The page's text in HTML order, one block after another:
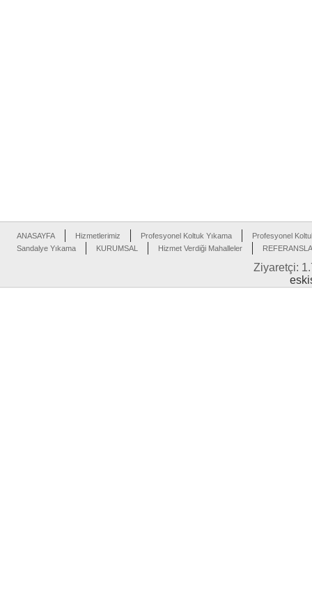
ANASAYFA Hizmetlerimiz Profesyonel Koltuk Yıkama
Profesyonel
Sandalye Yıkama
KURUMSAL Hizmet Verdiği Mahalleler
Ziyaretçi: